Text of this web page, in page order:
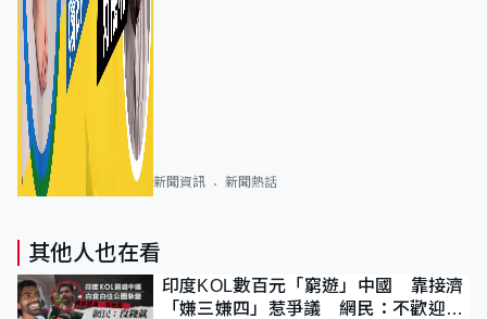
新聞資訊 新聞熱話
其他人也在看
印度KOL數百元「窮遊」中國 靠接濟
「嫌三嫌四」惹爭議 網民：不歡迎劣